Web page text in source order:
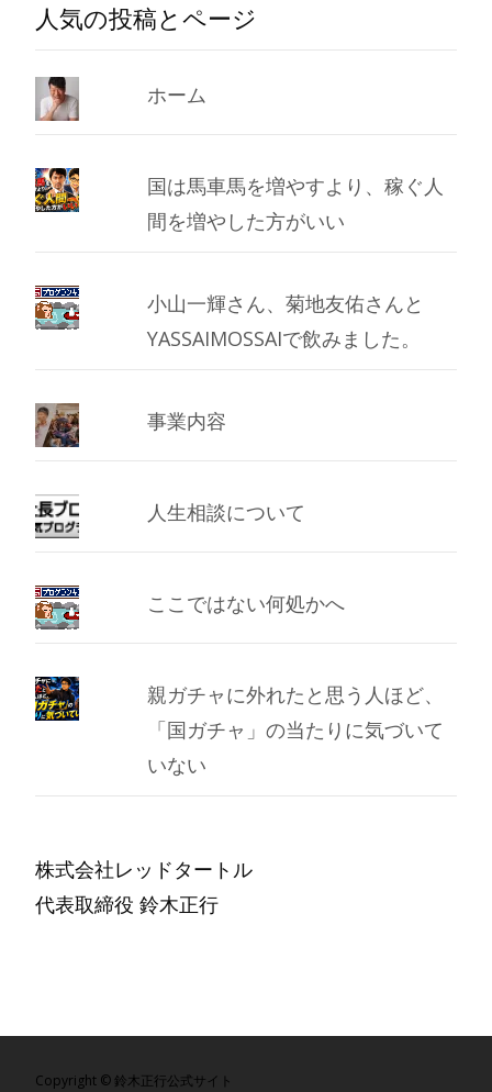
カ
イ
ブ
人気の投稿とページ
ホーム
国は馬車馬を増やすより、稼ぐ人
間を増やした方がいい
小山一輝さん、菊地友佑さんと
YASSAIMOSSAIで飲みました。
事業内容
人生相談について
ここではない何処かへ
親ガチャに外れたと思う人ほど、
「国ガチャ」の当たりに気づいて
いない
株式会社レッドタートル
代表取締役 鈴木正行
Copyright © 鈴木正行公式サイト